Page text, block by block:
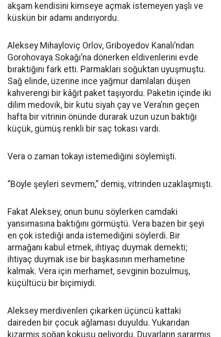
akşam kendisini kimseye açmak istemeyen yaşlı ve
küskün bir adamı andırıyordu.
Aleksey Mihayloviç Orlov, Griboyedov Kanalı’ndan
Gorohovaya Sokağı’na dönerken eldivenlerini evde
bıraktığını fark etti. Parmakları soğuktan uyuşmuştu.
Sağ elinde, üzerine ince yağmur damlaları düşen
kahverengi bir kâğıt paket taşıyordu. Paketin içinde iki
dilim medovik, bir kutu siyah çay ve Vera’nın geçen
hafta bir vitrinin önünde durarak uzun uzun baktığı
küçük, gümüş renkli bir saç tokası vardı.
Vera o zaman tokayı istemediğini söylemişti.
“Böyle şeyleri sevmem,” demiş, vitrinden uzaklaşmıştı.
Fakat Aleksey, onun bunu söylerken camdaki
yansımasına baktığını görmüştü. Vera bazen bir şeyi
en çok istediği anda istemediğini söylerdi. Bir
armağanı kabul etmek, ihtiyaç duymak demekti;
ihtiyaç duymak ise bir başkasının merhametine
kalmak. Vera için merhamet, sevginin bozulmuş,
küçültücü bir biçimiydi.
Aleksey merdivenleri çıkarken üçüncü kattaki
daireden bir çocuk ağlaması duyuldu. Yukarıdan
kızarmış soğan kokusu geliyordu. Duvarların sararmış